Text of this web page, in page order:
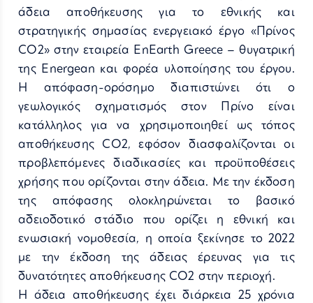
άδεια αποθήκευσης για το εθνικής και
στρατηγικής σημασίας ενεργειακό έργο «Πρίνος
CO2» στην εταιρεία EnEarth Greece – θυγατρική
της Energean και φορέα υλοποίησης του έργου.
Η απόφαση-ορόσημο διαπιστώνει ότι ο
γεωλογικός σχηματισμός στον Πρίνο είναι
κατάλληλος για να χρησιμοποιηθεί ως τόπος
αποθήκευσης CO2, εφόσον διασφαλίζονται οι
προβλεπόμενες διαδικασίες και προϋποθέσεις
χρήσης που ορίζονται στην άδεια. Με την έκδοση
της απόφασης ολοκληρώνεται το βασικό
αδειοδοτικό στάδιο που ορίζει η εθνική και
ενωσιακή νομοθεσία, η οποία ξεκίνησε το 2022
με την έκδοση της άδειας έρευνας για τις
δυνατότητες αποθήκευσης CO2 στην περιοχή.
Η άδεια αποθήκευσης έχει διάρκεια 25 χρόνια